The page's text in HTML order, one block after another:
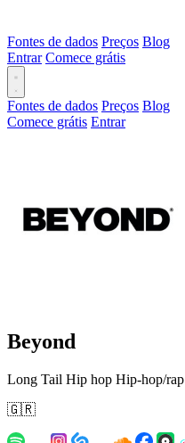
Fontes de dados Preços Blog
Entrar Comece grátis
Fontes de dados Preços Blog
Comece grátis Entrar
Beyond
Long Tail Hip hop Hip-hop/rap
🇬🇷